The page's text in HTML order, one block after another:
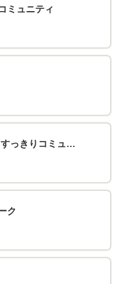
ミュニティ
っきりコミュ…
ク